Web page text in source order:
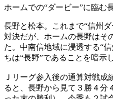
ホームでの“ダービー”に臨む
長野と松本。これまで“信州
対決だが、ホームの長野はそ
た。中南信地域に浸透する“
ちは“長野”であることを暗示
Ｊリーグ参入後の通算対戦
ると、長野から見て３勝４